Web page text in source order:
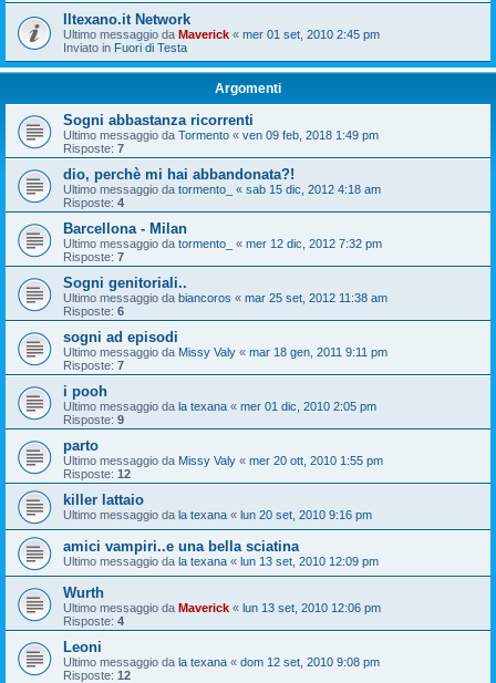
Iltexano.it Network
Ultimo messaggio da Maverick « mer 01 set, 2010 2:45 pm
Inviato in Fuori di Testa
Argomenti
Sogni abbastanza ricorrenti
Ultimo messaggio da Tormento « ven 09 feb, 2018 1:49 pm
Risposte: 7
dio, perchè mi hai abbandonata?!
Ultimo messaggio da tormento_ « sab 15 dic, 2012 4:18 am
Risposte: 4
Barcellona - Milan
Ultimo messaggio da tormento_ « mer 12 dic, 2012 7:32 pm
Risposte: 7
Sogni genitoriali..
Ultimo messaggio da biancoros « mar 25 set, 2012 11:38 am
Risposte: 6
sogni ad episodi
Ultimo messaggio da Missy Valy « mar 18 gen, 2011 9:11 pm
Risposte: 7
i pooh
Ultimo messaggio da la texana « mer 01 dic, 2010 2:05 pm
Risposte: 9
parto
Ultimo messaggio da Missy Valy « mer 20 ott, 2010 1:55 pm
Risposte: 12
killer lattaio
Ultimo messaggio da la texana « lun 20 set, 2010 9:16 pm
amici vampiri..e una bella sciatina
Ultimo messaggio da la texana « lun 13 set, 2010 12:09 pm
Wurth
Ultimo messaggio da Maverick « lun 13 set, 2010 12:06 pm
Risposte: 4
Leoni
Ultimo messaggio da la texana « dom 12 set, 2010 9:08 pm
Risposte: 12